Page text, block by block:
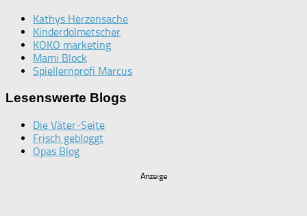
Kathys Herzensache
Kinderdolmetscher
KOKO marketing
Mami Block
Spiellernprofi Marcus
Lesenswerte Blogs
Die Väter-Seite
Frisch gebloggt
Opas Blog
Anzeige